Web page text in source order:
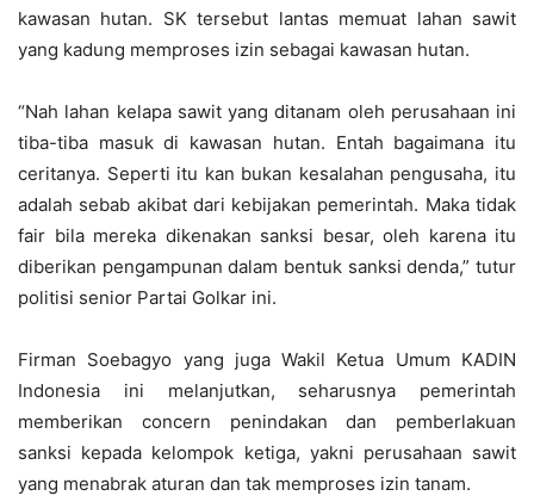
kawasan hutan. SK tersebut lantas memuat lahan sawit
yang kadung memproses izin sebagai kawasan hutan.
“Nah lahan kelapa sawit yang ditanam oleh perusahaan ini
tiba-tiba masuk di kawasan hutan. Entah bagaimana itu
ceritanya. Seperti itu kan bukan kesalahan pengusaha, itu
adalah sebab akibat dari kebijakan pemerintah. Maka tidak
fair bila mereka dikenakan sanksi besar, oleh karena itu
diberikan pengampunan dalam bentuk sanksi denda,” tutur
politisi senior Partai Golkar ini.
Firman Soebagyo yang juga Wakil Ketua Umum KADIN
Indonesia ini melanjutkan, seharusnya pemerintah
memberikan concern penindakan dan pemberlakuan
sanksi kepada kelompok ketiga, yakni perusahaan sawit
yang menabrak aturan dan tak memproses izin tanam.